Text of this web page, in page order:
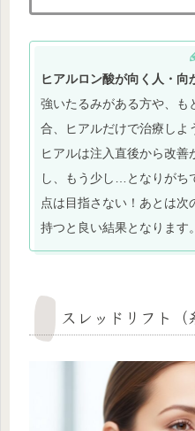
ヒアルロン酸が向く人・向
強いたるみがある方や、も
合、ヒアルだけで治療しよ
ヒアルは注入直後から改
し、もう少し…となりがち
点は目指さない！あとは次
持つと良い結果となります。
スレッドリフト（